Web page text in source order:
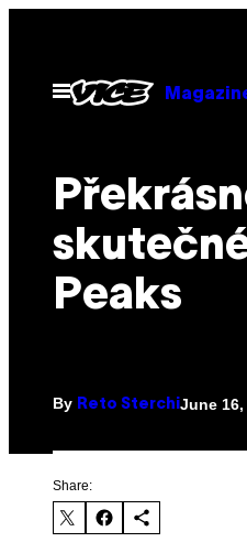
contentOpen
Menu
Peaks
By Reto Sterchi June 16,
Share: